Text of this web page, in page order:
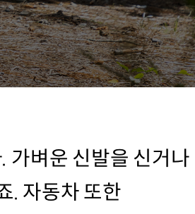
열림)
가벼운 신발을 신거나
. 자동차 또한